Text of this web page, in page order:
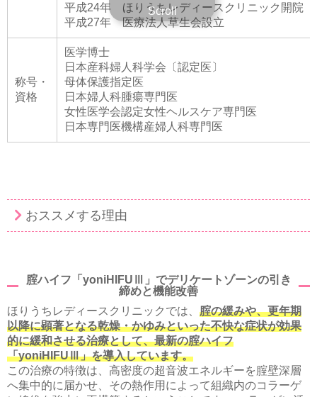
平成24年 ほりうちレディースクリニック開院
平成27年 医療法人草生会設立
称号・
資格
医学博士
日本産科婦人科学会〔認定医〕
母体保護指定医
日本婦人科腫瘍専門医
女性医学会認定女性ヘルスケア専門医
日本専門医機構産婦人科専門医
Scroll
おススメする理由
腟ハイフ「yoniHIFUⅢ」でデリケートゾーンの引き
締めと機能改善
ほりうちレディースクリニックでは、 腟の緩みや、更年期
以降に顕著となる乾燥・かゆみといった不快な症状が効果
的に緩和させる治療として、最新の腟ハイフ
「yoniHIFUⅢ」を導入しています。
この治療の特徴は、高密度の超音波エネルギーを腟壁深層
へ集中的に届かせ、その熱作用によって組織内のコラーゲ